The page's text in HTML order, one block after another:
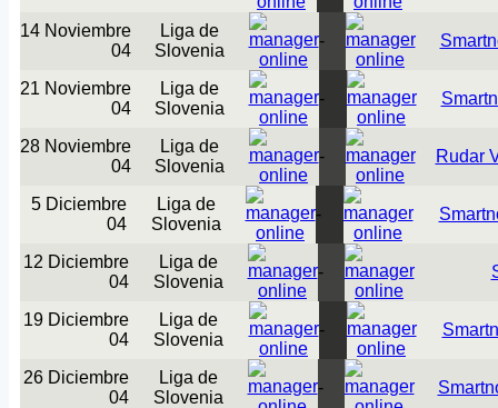
14 Noviembre
04
Liga de
Slovenia
-
21 Noviembre
04
Liga de
Slovenia
-
28 Noviembre
04
Liga de
Slovenia
- Rudar
5 Diciembre
04
Liga de
Slovenia
-
12 Diciembre
04
Liga de
Slovenia
-
19 Diciembre
04
Liga de
Slovenia
-
26 Diciembre
04
Liga de
Slovenia
-